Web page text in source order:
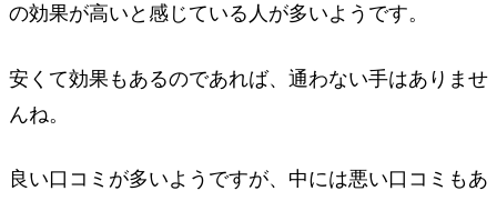
の効果が高いと感じている人が多いようです。
安くて効果もあるのであれば、通わない手はありませ
んね。
良い口コミが多いようですが、中には悪い口コミもあ